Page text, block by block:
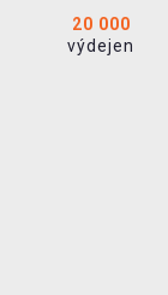
20 000
výdejen